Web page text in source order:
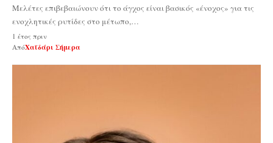
Μελέτες επιβεβαιώνουν ότι το άγχος είναι βασικός «ένοχος» για τις
ενοχλητικές ρυτίδες στο μέτωπο,…
1 έτος πριν
ΑπόΧαϊδάρι Σήμερα